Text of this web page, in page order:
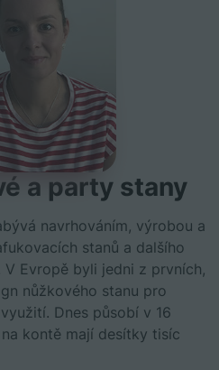
a party stany
navrhováním, výrobou a
stanů a dalšího
Evropě byli jedni z prvních,
nůžkového stanu pro
Dnes působí v 16
kontě mají desítky tisíc